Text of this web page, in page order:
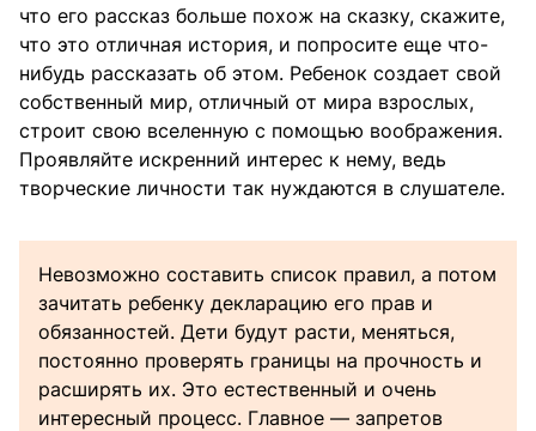
что его рассказ больше похож на сказку, скажите,
что это отличная история, и попросите еще что-
нибудь рассказать об этом. Ребенок создает свой
собственный мир, отличный от мира взрослых,
строит свою вселенную с помощью воображения.
Проявляйте искренний интерес к нему, ведь
творческие личности так нуждаются в слушателе.
Невозможно составить список правил, а потом
зачитать ребенку декларацию его прав и
обязанностей. Дети будут расти, меняться,
постоянно проверять границы на прочность и
расширять их. Это естественный и очень
интересный процесс. Главное — запретов